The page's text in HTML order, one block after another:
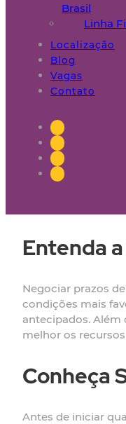
Brasil
Linha
Localização
Blog
Vagas
Contato
Entenda
Negociar prazos
condições mais
antecipados.
melhor os
Conheça
Antes de iniciar